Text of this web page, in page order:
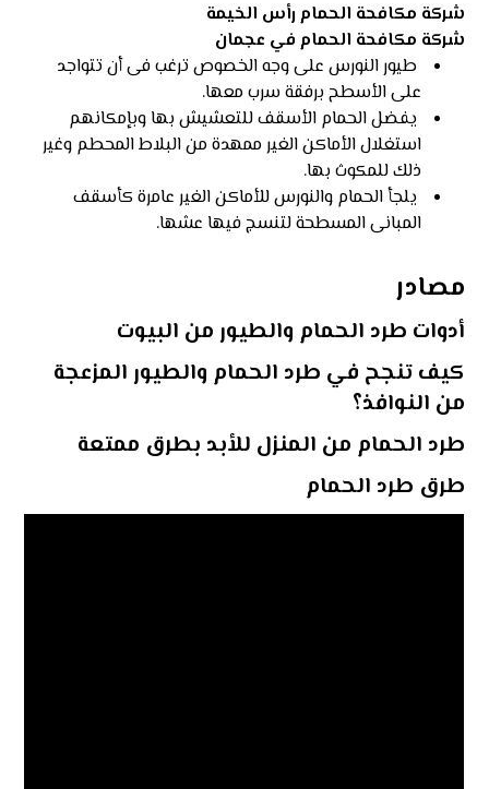
شركة مكافحة الحمام رأس الخيمة
شركة مكافحة الحمام في عجمان
طيور النورس على وجه الخصوص ترغب فى أن تتواجد
على الأسطح برفقة سرب معها.
يفضل الحمام الأسقف للتعشيش بها وبإمكانهم
استغلال الأماكن الغير ممهدة من البلاط المحطم وغير
ذلك للمكوث بها.
يلجأ الحمام والنورس للأماكن الغير عامرة كأسقف
المبانى المسطحة لتنسج فيها عشها.
مصادر
أدوات طرد الحمام والطيور من البيوت
كيف تنجح في طرد الحمام والطيور المزعجة
من النوافذ؟
طرد الحمام من المنزل للأبد بطرق ممتعة
طرق طرد الحمام